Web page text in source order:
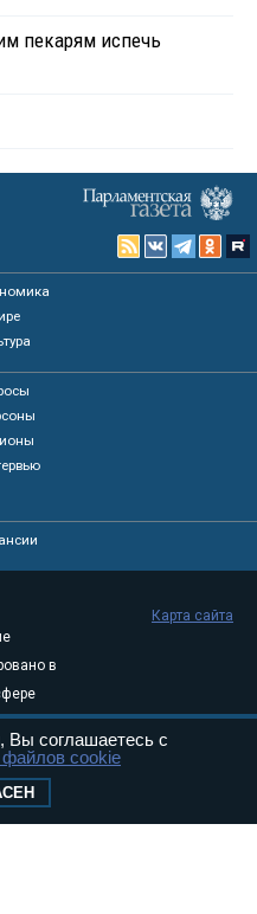
пекарям испечь
в
и
05
Карта сайта
Вы соглашаетесь с
файлов cookie